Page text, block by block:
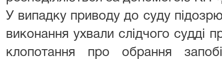
У випадку приводу до суду
виконання ухвали слідчого судді
клопотання про обрання